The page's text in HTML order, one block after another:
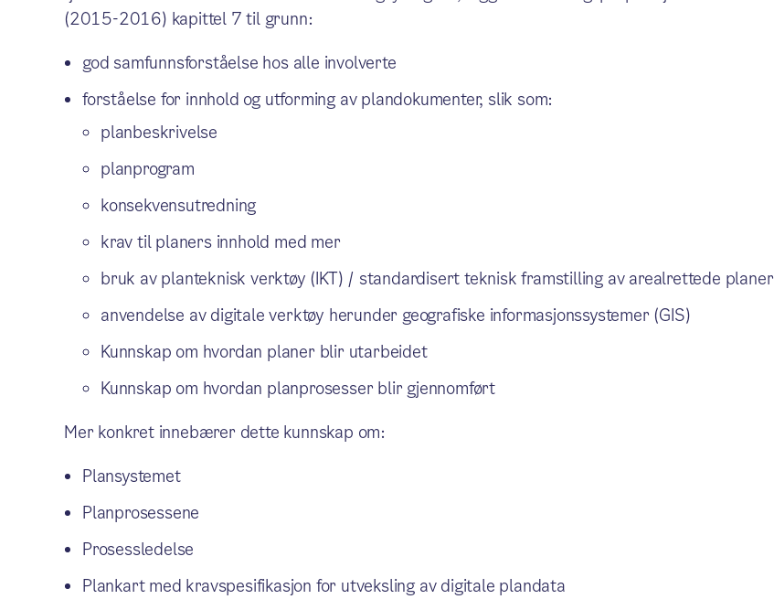
(2015-2016) kapittel 7 til grunn:
god samfunnsforståelse hos alle involverte
forståelse for innhold og utforming av plandokumenter, slik som:
planbeskrivelse
planprogram
konsekvensutredning
krav til planers innhold med mer
bruk av planteknisk verktøy (IKT) / standardisert teknisk framstilling av arealrettede planer
anvendelse av digitale verktøy herunder geografiske informasjonssystemer (GIS)
Kunnskap om hvordan planer blir utarbeidet
Kunnskap om hvordan planprosesser blir gjennomført
Mer konkret innebærer dette kunnskap om:
Plansystemet
Planprosessene
Prosessledelse
Plankart med kravspesifikasjon for utveksling av digitale plandata